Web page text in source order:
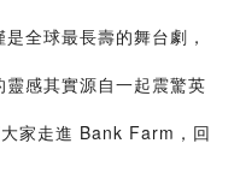
全球最長壽的舞台劇，
感其實源自一起震驚英
家走進 Bank Farm，回